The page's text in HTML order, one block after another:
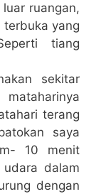
ruangan,
terbuka yang
tiang
sekitar
terang
saya
10 menit
dalam
dengan